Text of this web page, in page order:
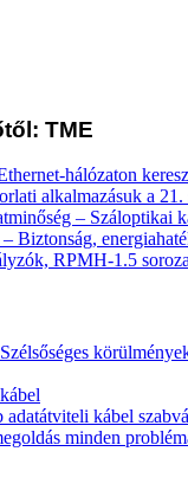
TME
hálózaton
alkalmazásuk a 21.
– Száloptikai
Biztonság,
RPMH-1.5
kábel
minden